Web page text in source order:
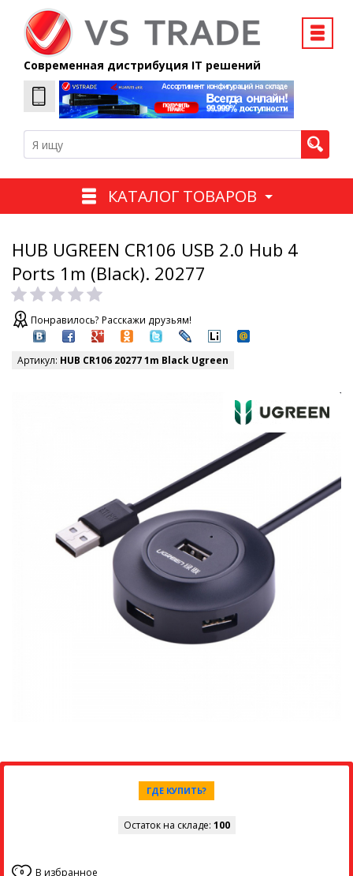
Современная дистрибуция IT решений
КАТАЛОГ ТОВАРОВ
HUB UGREEN CR106 USB 2.0 Hub 4
Ports 1m (Black). 20277
Понравилось? Расскажи друзьям!
Артикул: HUB CR106 20277 1m Black Ugreen
ГДЕ КУПИТЬ?
Остаток на складе: 100
0 В избранное